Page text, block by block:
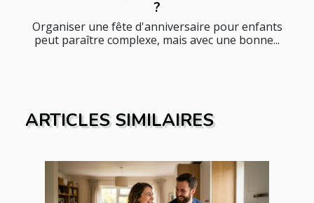
?
Organiser une fête d'anniversaire pour enfants
peut paraître complexe, mais avec une bonne...
ARTICLES SIMILAIRES